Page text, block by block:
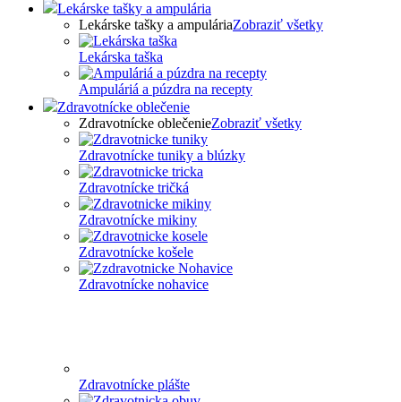
Lekárske tašky a ampulária
Lekárske tašky a ampuláriaZobraziť všetky
Lekárska taška
Ampuláriá a púzdra na recepty
Zdravotnícke oblečenie
Zdravotnícke oblečenieZobraziť všetky
Zdravotnícke tuniky a blúzky
Zdravotnícke tričká
Zdravotnícke mikiny
Zdravotnícke košele
Zdravotnícke nohavice
Zdravotnícke plášte